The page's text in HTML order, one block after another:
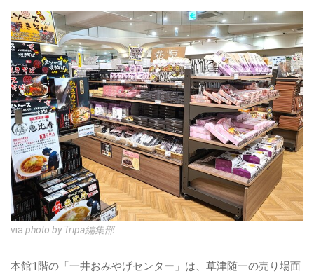
via photo by Tripa編集部
本館1階の「一井おみやげセンター」は、草津随一の売り場面